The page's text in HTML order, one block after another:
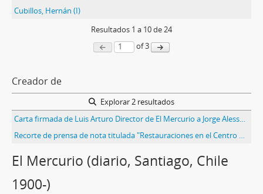
Cubillos, Hernán (I)
Resultados 1 a 10de 24
of 3
Creador de
Explorar 2 resultados
Carta firmada de Luis Arturo Director de El Mercurio a Jorge Alessandri Rodríguez en la que le hacen entrega de una entrevista y un cuestionario para evaluar el desempeño del diario.
Recorte de prensa de nota titulada "Restauraciones en el Centro de Santiago. Manos a la obra" de Cecilia García Huidobro en El Mercurio
El Mercurio (diario, Santiago, Chile
1900-)